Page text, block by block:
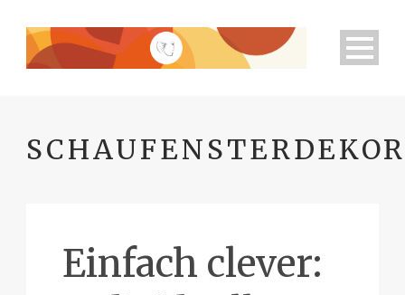
Einfach clever: